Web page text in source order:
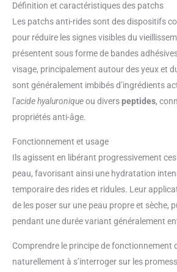
Définition et caractéristiques des patchs
Les patchs anti-rides sont des dispositifs
pour réduire les signes visibles du
présentent sous forme de bandes
visage, principalement autour des yeux et
sont généralement imbibés d’ingrédients
l’acide hyaluroniqueou diverspeptides,
propriétés anti-âge.
Fonctionnement et usage
Ils agissent en libérant progressivement
peau, favorisant ainsi une hydratation
temporaire des rides et ridules. Leur
de les poser sur une peau propre et sèche,
pendant une durée variant généralement
Comprendre le principe de fonctionnement
naturellement à s’interroger sur les